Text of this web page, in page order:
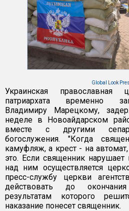
Global Look
Украинская православная
патриархата временно
Владимиру Марецкому,
неделе в Новоайдарском
вместе с другими
богослужения. "Когда
камуфляж, а крест - на
это. Если священник
над ним осуществляется
пресс-службу церкви
действовать до
результатам которого
наказание понесет священник.